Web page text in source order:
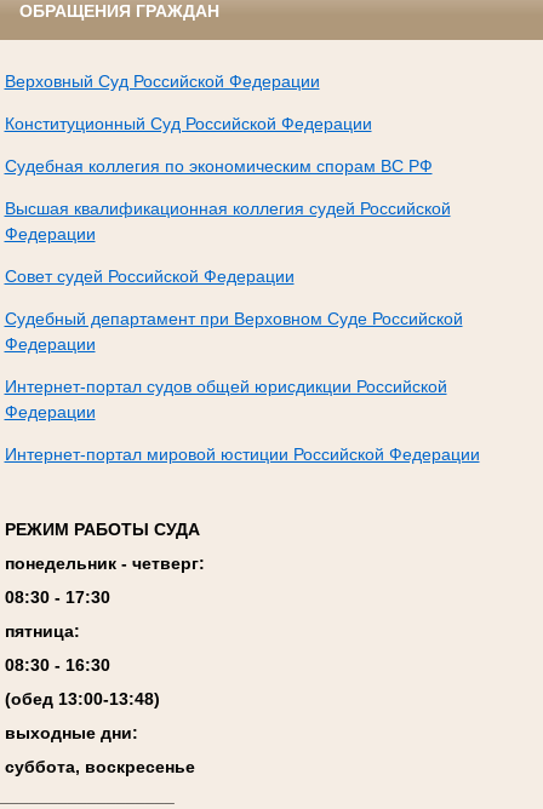
ОБРАЩЕНИЯ ГРАЖДАН
Верховный Суд Российской Федерации
Конституционный Суд Российской Федерации
Судебная коллегия по экономическим спорам ВС РФ
Высшая квалификационная коллегия судей Российской
Федерации
Совет судей Российской Федерации
Судебный департамент при Верховном Суде Российской
Федерации
Интернет-портал судов общей юрисдикции Российской
Федерации
Интернет-портал мировой юстиции Российской Федерации
РЕЖИМ РАБОТЫ СУДА
понедельник - четверг:
08:30 - 17:30
пятница:
08:30 - 16:30
(обед 13:00-13:48)
выходные дни:
суббота, воскресенье